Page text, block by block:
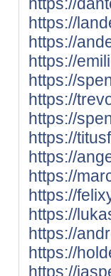
https://
https://
https://
https://
https://
https://
https://
https://
https://
https://
https://
https://
https://
https://